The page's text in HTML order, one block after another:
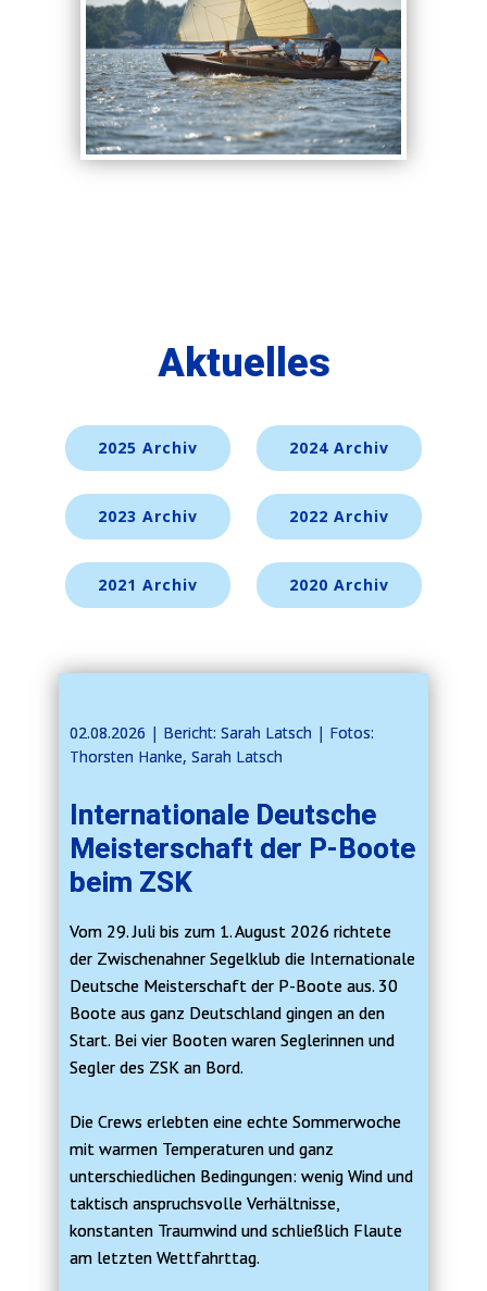
Aktuelles
2025 Archiv 2024 Archiv
2023 Archiv 2022 Archiv
2021 Archiv 2020 Archiv
02.08.2026 | ​​Bericht: Sarah Latsch | Fotos:
Thorsten Hanke, Sarah Latsch
Internationale Deutsche
Meisterschaft der P-Boote
beim ZSK
Vom 29. Juli bis zum 1. August 2026 richtete
der Zwischenahner Segelklub die Internationale
Deutsche Meisterschaft der P-Boote aus. 30
Boote aus ganz Deutschland gingen an den
Start. Bei vier Booten waren Seglerinnen und
Segler des ZSK an Bord.
Die Crews erlebten eine echte Sommerwoche
mit warmen Temperaturen und ganz
unterschiedlichen Bedingungen: wenig Wind und
taktisch anspruchsvolle Verhältnisse,
konstanten Traumwind und schließlich Flaute
am letzten Wettfahrttag.